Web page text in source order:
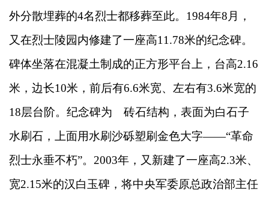
外分散埋葬的4名烈士都移葬至此。1984年8月，
又在烈士陵园内修建了一座高11.78米的纪念碑。
碑体坐落在混凝土制成的正方形平台上，台高2.16
米，边长10米，前后有6.6米宽、左右有3.6米宽的
18层台阶。纪念碑为 砖石结构，表面为白石子
水刷石，上面用水刷沙砾塑刷金色大字——“革命
烈士永垂不朽”。2003年，又新建了一座高2.3米、
宽2.15米的汉白玉碑，将中央军委原总政治部主任